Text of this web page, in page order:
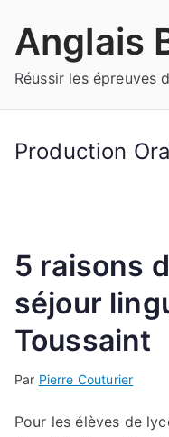
Anglais
Réussir les épreuves
Production
5 raisons
séjour
Toussaint
Par Pierre Couturier
Pour les élèves de